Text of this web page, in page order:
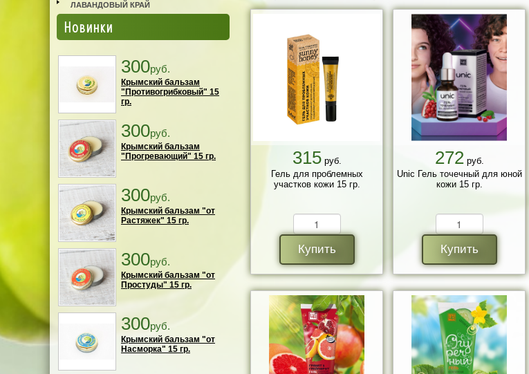
ЛАВАНДОВЫЙ КРАЙ
Новинки
300руб.
Крымский бальзам
"Противогрибковый" 15
гр.
300руб.
Крымский бальзам
"Прогревающий" 15 гр.
300руб.
Крымский бальзам "от
Растяжек" 15 гр.
300руб.
Крымский бальзам "от
Простуды" 15 гр.
300руб.
Крымский бальзам "от
Насморка" 15 гр.
315руб.
Гель для проблемных
участков кожи 15 гр.
Купить
272руб.
Unic Гель точечный для юной
кожи 15 гр.
Купить